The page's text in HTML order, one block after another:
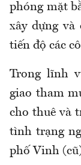
phóng mặt
xây dựng
tiến độ các
Trong lĩnh
giao tham
cho thuê và
tình trạng
phố Vinh